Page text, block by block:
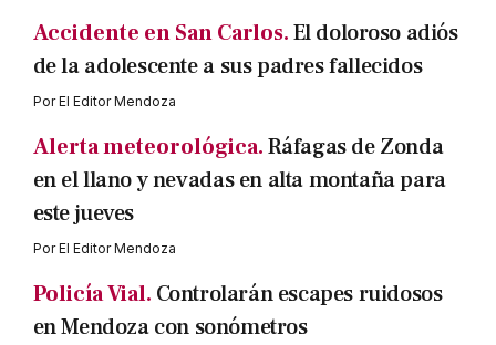
Accidente en San Carlos.El doloroso adiós
de la adolescente a sus padres fallecidos
PorEl Editor Mendoza
Alerta meteorológica.Ráfagas de Zonda
en el llano y nevadas en alta montaña para
este jueves
PorEl Editor Mendoza
Policía Vial. Controlarán escapes ruidosos
en Mendoza con sonómetros